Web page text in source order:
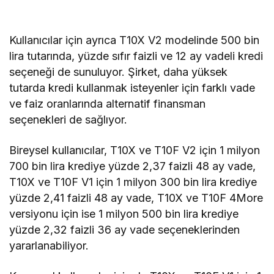
Kullanıcılar için ayrıca T10X V2 modelinde 500 bin
lira tutarında, yüzde sıfır faizli ve 12 ay vadeli kredi
seçeneği de sunuluyor. Şirket, daha yüksek
tutarda kredi kullanmak isteyenler için farklı vade
ve faiz oranlarında alternatif finansman
seçenekleri de sağlıyor.
Bireysel kullanıcılar, T10X ve T10F V2 için 1 milyon
700 bin lira krediye yüzde 2,37 faizli 48 ay vade,
T10X ve T10F V1 için 1 milyon 300 bin lira krediye
yüzde 2,41 faizli 48 ay vade, T10X ve T10F 4More
versiyonu için ise 1 milyon 500 bin lira krediye
yüzde 2,32 faizli 36 ay vade seçeneklerinden
yararlanabiliyor.